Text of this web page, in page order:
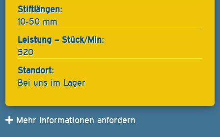
Stiftlängen:
10-50 mm
Leistung – Stück/Min:
520
Standort:
Bei uns im Lager
Mehr Informationen anfordern